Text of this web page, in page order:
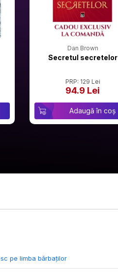
Dan Brown
Secretul secretelor
PRP: 129 Lei
94.9 Lei
Adaugă în coș
pe limba bărbaților